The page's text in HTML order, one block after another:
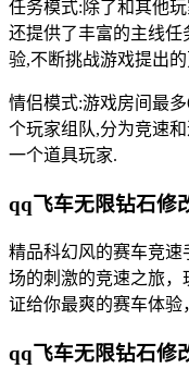
任务模式:除了和其他
还提供了丰富的主线
验,不断挑战游戏提出
情侣模式:游戏房间最
个玩家组队,分为竞速
一个道具玩家.
qq飞车无限钻石修
精品科幻风的赛车竞
场的刺激的竞速之旅
证给你最爽的赛车体验
qq飞车无限钻石修